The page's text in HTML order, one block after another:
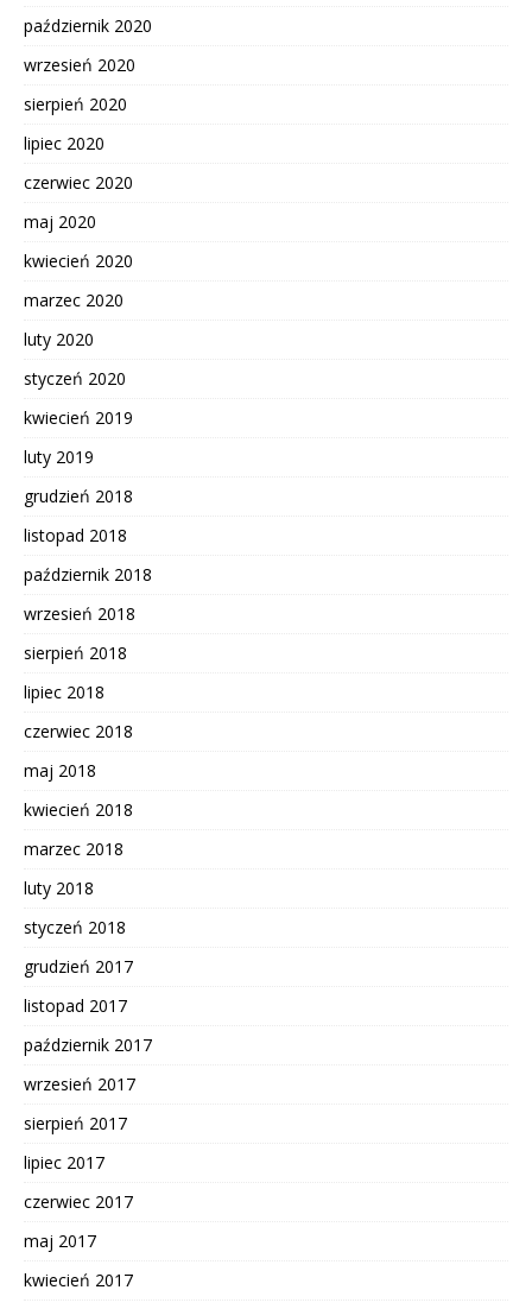
październik 2020
wrzesień 2020
sierpień 2020
lipiec 2020
czerwiec 2020
maj 2020
kwiecień 2020
marzec 2020
luty 2020
styczeń 2020
kwiecień 2019
luty 2019
grudzień 2018
listopad 2018
październik 2018
wrzesień 2018
sierpień 2018
lipiec 2018
czerwiec 2018
maj 2018
kwiecień 2018
marzec 2018
luty 2018
styczeń 2018
grudzień 2017
listopad 2017
październik 2017
wrzesień 2017
sierpień 2017
lipiec 2017
czerwiec 2017
maj 2017
kwiecień 2017